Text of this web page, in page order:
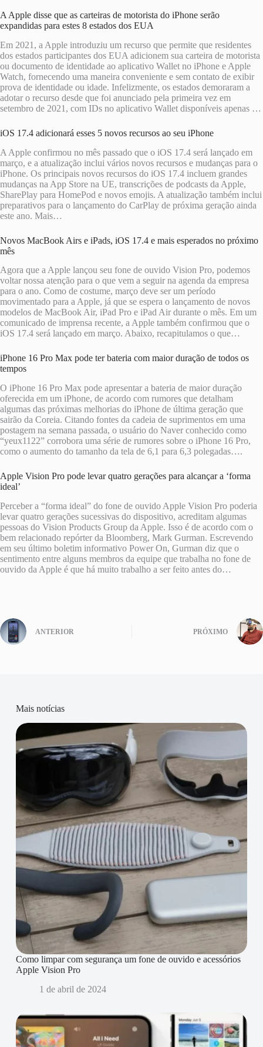
A Apple disse que as carteiras de motorista do iPhone serão
expandidas para estes 8 estados dos EUA
Em 2021, a Apple introduziu um recurso que permite que residentes
dos estados participantes dos EUA adicionem sua carteira de motorista
ou documento de identidade ao aplicativo Wallet no iPhone e Apple
Watch, fornecendo uma maneira conveniente e sem contato de exibir
prova de identidade ou idade. Infelizmente, os estados demoraram a
adotar o recurso desde que foi anunciado pela primeira vez em
setembro de 2021, com IDs no aplicativo Wallet disponíveis apenas …
iOS 17.4 adicionará esses 5 novos recursos ao seu iPhone
A Apple confirmou no mês passado que o iOS 17.4 será lançado em
março, e a atualização inclui vários novos recursos e mudanças para o
iPhone. Os principais novos recursos do iOS 17.4 incluem grandes
mudanças na App Store na UE, transcrições de podcasts da Apple,
SharePlay para HomePod e novos emojis. A atualização também inclui
preparativos para o lançamento do CarPlay de próxima geração ainda
este ano. Mais…
Novos MacBook Airs e iPads, iOS 17.4 e mais esperados no próximo
mês
Agora que a Apple lançou seu fone de ouvido Vision Pro, podemos
voltar nossa atenção para o que vem a seguir na agenda da empresa
para o ano. Como de costume, março deve ser um período
movimentado para a Apple, já que se espera o lançamento de novos
modelos de MacBook Air, iPad Pro e iPad Air durante o mês. Em um
comunicado de imprensa recente, a Apple também confirmou que o
iOS 17.4 será lançado em março. Abaixo, recapitulamos o que…
iPhone 16 Pro Max pode ter bateria com maior duração de todos os
tempos
O iPhone 16 Pro Max pode apresentar a bateria de maior duração
oferecida em um iPhone, de acordo com rumores que detalham
algumas das próximas melhorias do iPhone de última geração que
sairão da Coreia. Citando fontes da cadeia de suprimentos em uma
postagem na semana passada, o usuário do Naver conhecido como
“yeux1122” corrobora uma série de rumores sobre o iPhone 16 Pro,
como o aumento do tamanho da tela de 6,1 para 6,3 polegadas….
Apple Vision Pro pode levar quatro gerações para alcançar a ‘forma
ideal’
Perceber a “forma ideal” do fone de ouvido Apple Vision Pro poderia
levar quatro gerações sucessivas do dispositivo, acreditam algumas
pessoas do Vision Products Group da Apple. Isso é de acordo com o
bem relacionado repórter da Bloomberg, Mark Gurman. Escrevendo
em seu último boletim informativo Power On, Gurman diz que o
sentimento entre alguns membros da equipe que trabalha no fone de
ouvido da Apple é que há muito trabalho a ser feito antes do…
ANTERIOR PRÓXIMO
Mais notícias
Como limpar com segurança um fone de ouvido e acessórios
Apple Vision Pro
1 de abril de 2024